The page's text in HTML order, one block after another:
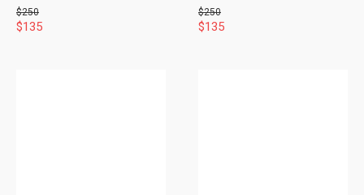
$250
$135
$250
$135